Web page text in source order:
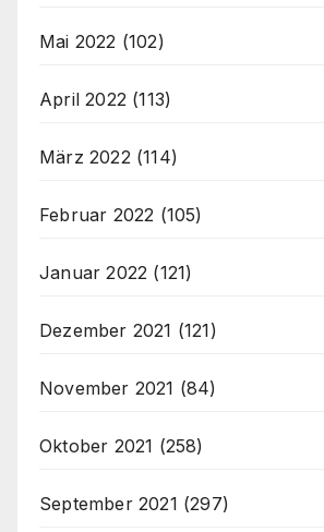
Mai 2022 (102)
April 2022 (113)
März 2022 (114)
Februar 2022 (105)
Januar 2022 (121)
Dezember 2021 (121)
November 2021 (84)
Oktober 2021 (258)
September 2021 (297)